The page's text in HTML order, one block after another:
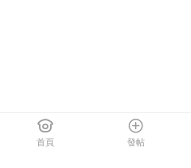
首頁 發帖